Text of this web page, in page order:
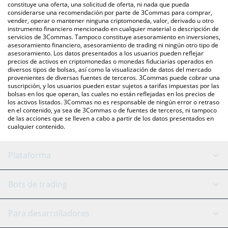
También puedes utilizar nuestra tabla de precios de TurtSat que
se encuentra arriba para verificar el último precio de TurtSat en
las principales monedas fiduciarias y criptomonedas.
constituye una oferta, una solicitud de oferta, ni nada que pueda
considerarse una recomendación por parte de 3Commas para comprar,
vender, operar o mantener ninguna criptomoneda, valor, derivado u otro
instrumento financiero mencionado en cualquier material o descripción de
servicios de 3Commas. Tampoco constituye asesoramiento en inversiones,
asesoramiento financiero, asesoramiento de trading ni ningún otro tipo de
asesoramiento. Los datos presentados a los usuarios pueden reflejar
precios de activos en criptomonedas o monedas fiduciarias operados en
diversos tipos de bolsas, así como la visualización de datos del mercado
provenientes de diversas fuentes de terceros. 3Commas puede cobrar una
suscripción, y los usuarios pueden estar sujetos a tarifas impuestas por las
bolsas en los que operan, las cuales no están reflejadas en los precios de
los activos listados. 3Commas no es responsable de ningún error o retraso
en el contenido, ya sea de 3Commas o de fuentes de terceros, ni tampoco
de las acciones que se lleven a cabo a partir de los datos presentados en
cualquier contenido.
Plataforma
Bot GRID
Bots de trading
Binance
Para desarrolladores